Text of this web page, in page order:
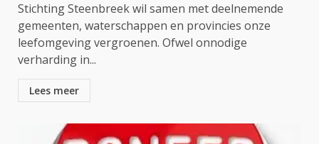
Stichting Steenbreek wil samen met deelnemende
gemeenten, waterschappen en provincies onze
leefomgeving vergroenen. Ofwel onnodige
verharding in...
Lees meer